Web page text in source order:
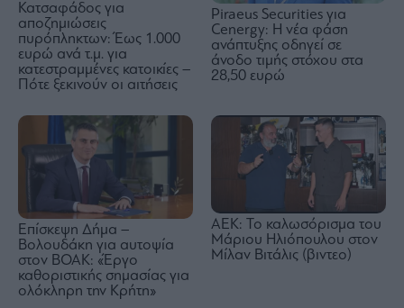
Κατσαφάδος για
αποζημιώσεις
πυρόπληκτων: Έως 1.000
ευρώ ανά τ.μ. για
κατεστραμμένες κατοικίες –
Πότε ξεκινούν οι αιτήσεις
Piraeus Securities για
Cenergy: Η νέα φάση
ανάπτυξης οδηγεί σε
άνοδο τιμής στόχου στα
28,50 ευρώ
Επίσκεψη Δήμα –
Βολουδάκη για αυτοψία
στον ΒΟΑΚ: «Έργο
καθοριστικής σημασίας για
ολόκληρη την Κρήτη»
ΑΕΚ: Το καλωσόρισμα του
Μάριου Ηλιόπουλου στον
Μίλαν Βιτάλις (βιντεο)